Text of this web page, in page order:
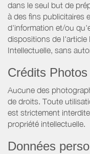
dans le seul but de
à des fins publicitaires
d'information et/ou
dispositions de l'article
Intellectuelle, sans
Crédits Photos
Aucune des
de droits. Toute
est strictement
propriété intellectuelle.
Données